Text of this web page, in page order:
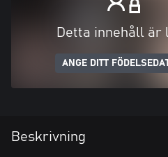
Detta innehåll är
ANGE DITT
Beskrivning